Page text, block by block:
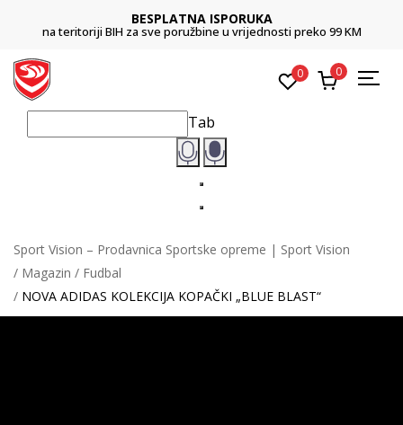
BESPLATNA ISPORUKA
na teritoriji BIH za sve poružbine u vrijednosti preko 99 KM
0 0
Tab
Sport Vision – Prodavnica Sportske opreme | Sport Vision
Magazin
Fudbal
NOVA ADIDAS KOLEKCIJA KOPAČKI „BLUE BLAST“